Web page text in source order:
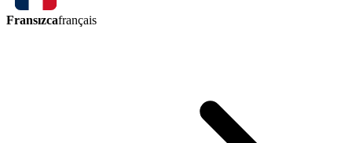
Fransızcafrançais